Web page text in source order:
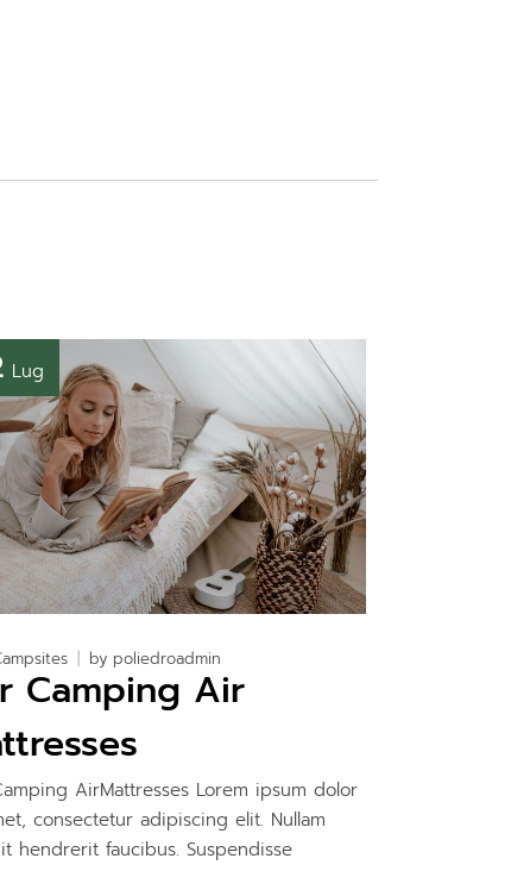
Lug
by poliedroadmin
Camping Air
AirMattresses Lorem ipsum dolor
consectetur adipiscing elit. Nullam
hendrerit faucibus. Suspendisse